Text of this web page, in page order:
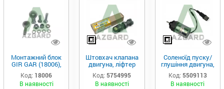
Монтажний блок
GIR GAR (18006),
Аналог
Код: 18006
В наявності
Штовхач клапана
двигуна, ліфтер
(575-4995)
Код: 5754995
В наявності
Соленоїд пуску/
глушіння двигуна,
актуатор (550-
9113)
Код: 5509113
В наявності